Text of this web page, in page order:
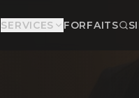
SERVICES FORFAITS